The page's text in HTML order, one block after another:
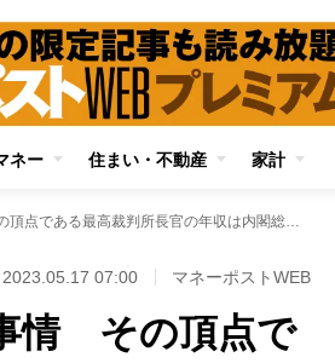
ネー 住まい・不動産 家計
激務をこなす裁判官の給料事情 その頂点である最高裁判所長官の年収は内閣総理大臣と同水準
2023.05.17 07:00 マネーポストWEB
情 その頂点で